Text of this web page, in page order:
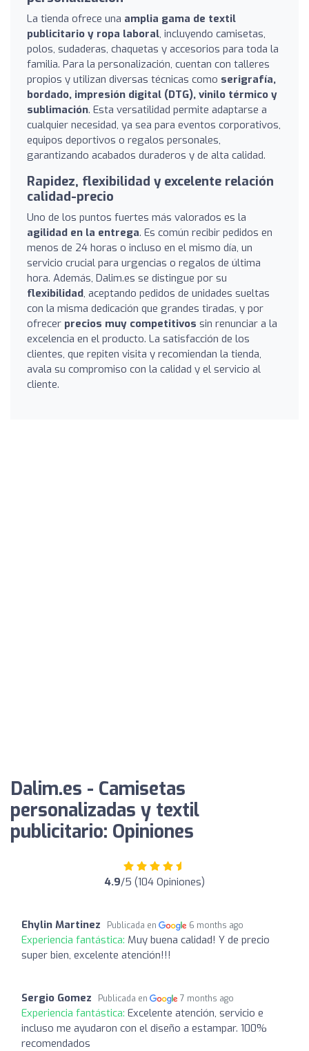
La tienda ofrece una amplia gama de textil
publicitario y ropa laboral, incluyendo camisetas,
polos, sudaderas, chaquetas y accesorios para toda la
familia. Para la personalización, cuentan con talleres
propios y utilizan diversas técnicas como serigrafía,
bordado, impresión digital (DTG), vinilo térmico y
sublimación. Esta versatilidad permite adaptarse a
cualquier necesidad, ya sea para eventos corporativos,
equipos deportivos o regalos personales,
garantizando acabados duraderos y de alta calidad.
Rapidez, flexibilidad y excelente relación
calidad-precio
Uno de los puntos fuertes más valorados es la
agilidad en la entrega. Es común recibir pedidos en
menos de 24 horas o incluso en el mismo día, un
servicio crucial para urgencias o regalos de última
hora. Además, Dalim.es se distingue por su
flexibilidad, aceptando pedidos de unidades sueltas
con la misma dedicación que grandes tiradas, y por
ofrecer precios muy competitivos sin renunciar a la
excelencia en el producto. La satisfacción de los
clientes, que repiten visita y recomiendan la tienda,
avala su compromiso con la calidad y el servicio al
cliente.
Dalim.es - Camisetas
personalizadas y textil
publicitario: Opiniones
4.9/5 (104 Opiniones)
Ehylin Martinez Publicada en 6 months ago
Experiencia fantástica: Muy buena calidad! Y de precio
super bien, excelente atención!!!
Sergio Gomez Publicada en 7 months ago
Experiencia fantástica: Excelente atención, servicio e
incluso me ayudaron con el diseño a estampar. 100%
recomendados